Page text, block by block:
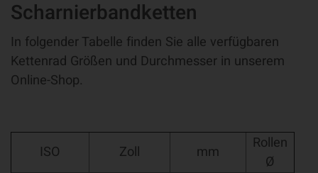
Scharnierbandketten
In folgender Tabelle finden Sie alle verfügbaren
Kettenrad Größen und Durchmesser in unserem
Online-Shop.
ISO Zoll mm
Rollen
Ø